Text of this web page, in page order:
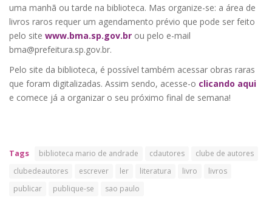
uma manhã ou tarde na biblioteca. Mas organize-se: a área de
livros raros requer um agendamento prévio que pode ser feito
pelo site www.bma.sp.gov.br ou pelo e-mail
bma@prefeitura.sp.gov.br.
Pelo site da biblioteca, é possível também acessar obras raras
que foram digitalizadas. Assim sendo, acesse-o clicando aqui
e comece já a organizar o seu próximo final de semana!
Tags biblioteca mario de andrade cdautores
clube de autores
clubedeautores
escrever ler literatura livro
livros
publicar
publique-se sao paulo